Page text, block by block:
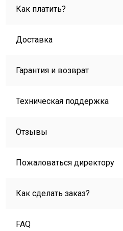
Как платить?
Доставка
Гарантия и возврат
Техническая поддержка
Отзывы
Пожаловаться директору
Как сделать заказ?
FAQ